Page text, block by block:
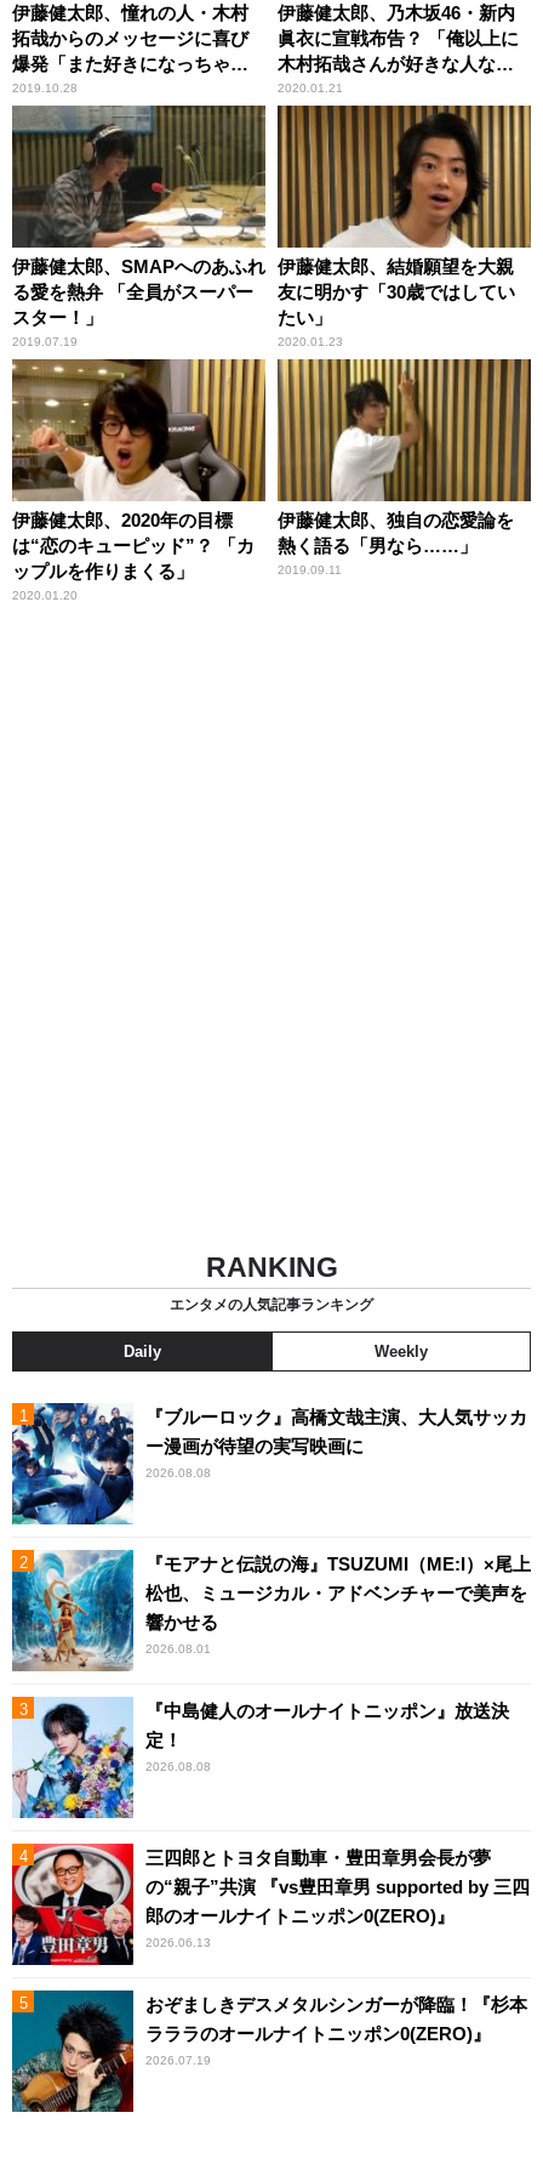
伊藤健太郎、憧れの人・木村
拓哉からのメッセージに喜び
爆発「また好きになっちゃっ
た」
2019.10.28
伊藤健太郎、乃木坂46・新内
眞衣に宣戦布告？ 「俺以上に
木村拓哉さんが好きな人なん
ていない」
2020.01.21
伊藤健太郎、SMAPへのあふれ
る愛を熱弁 「全員がスーパー
スター！」
2019.07.19
伊藤健太郎、結婚願望を大親
友に明かす「30歳ではしてい
たい」
2020.01.23
伊藤健太郎、2020年の目標
は“恋のキューピッド”？ 「カ
ップルを作りまくる」
2020.01.20
伊藤健太郎、独自の恋愛論を
熱く語る「男なら……」
2019.09.11
RANKING
エンタメの人気記事ランキング
Daily Weekly
『ブルーロック』高橋文哉主演、大人気サッカ
ー漫画が待望の実写映画に
2026.08.08
『モアナと伝説の海』TSUZUMI（ME:I）×尾上
松也、ミュージカル・アドベンチャーで美声を
響かせる
2026.08.01
『中島健人のオールナイトニッポン』放送決
定！
2026.08.08
三四郎とトヨタ自動車・豊田章男会長が夢
の“親子”共演 『vs豊田章男 supported by 三四
郎のオールナイトニッポン0(ZERO)』
2026.06.13
おぞましきデスメタルシンガーが降臨！『杉本
ラララのオールナイトニッポン0(ZERO)』
2026.07.19